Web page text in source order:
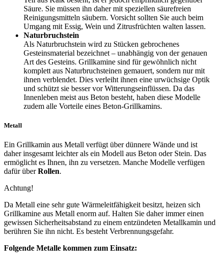
Säure. Sie müssen ihn daher mit speziellen säurefreien
Reinigungsmitteln säubern. Vorsicht sollten Sie auch beim
Umgang mit Essig, Wein und Zitrusfrüchten walten lassen.
Naturbruchstein
Als Naturbruchstein wird zu Stücken gebrochenes
Gesteinsmaterial bezeichnet – unabhängig von der genauen
Art des Gesteins. Grillkamine sind für gewöhnlich nicht
komplett aus Naturbruchsteinen gemauert, sondern nur mit
ihnen verblendet. Dies verleiht ihnen eine urwüchsige Optik
und schützt sie besser vor Witterungseinflüssen. Da das
Innenleben meist aus Beton besteht, haben diese Modelle
zudem alle Vorteile eines Beton-Grillkamins.
Metall
Ein Grillkamin aus Metall verfügt über dünnere Wände und ist
daher insgesamt leichter als ein Modell aus Beton oder Stein. Das
ermöglicht es Ihnen, ihn zu versetzen. Manche Modelle verfügen
dafür überRollen.
Achtung!
Da Metall eine sehr gute Wärmeleitfähigkeit besitzt, heizen sich
Grillkamine aus Metall enorm auf. Halten Sie daher immer einen
gewissen Sicherheitsabstand zu einem entzündeten Metallkamin und
berühren Sie ihn nicht. Es besteht Verbrennungsgefahr.
Folgende Metalle kommen zum Einsatz: